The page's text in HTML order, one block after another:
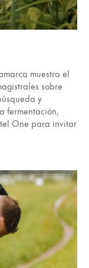
muestra el
sobre
y
fermentación,
One para invitar